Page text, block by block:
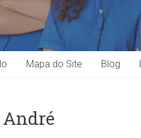
Mapa do Site Blog